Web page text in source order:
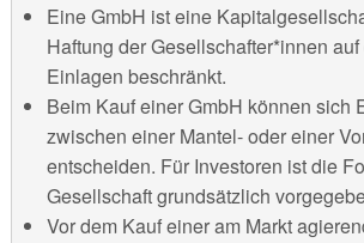
Eine GmbH ist eine
Haftung der Gesellschafter*innen
Einlagen beschränkt.
Beim Kauf einer GmbH können sich
zwischen einer Mantel- oder einer
entscheiden. Für Investoren ist die
Gesellschaft grundsätzlich
Vor dem Kauf einer am Markt